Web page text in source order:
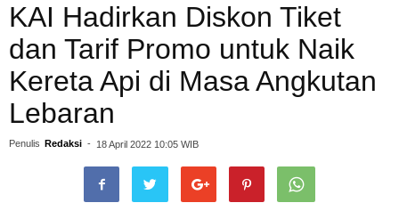
KAI Hadirkan Diskon Tiket
dan Tarif Promo untuk Naik
Kereta Api di Masa Angkutan
Lebaran
Penulis Redaksi - 18 April 2022 10:05 WIB